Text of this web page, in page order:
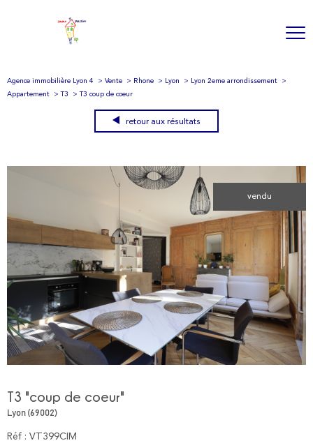
Agence immobilière Lyon 4 Vente Rhone Lyon
Lyon 2eme arrondissement
Appartement
T3 T3 coup de coeur
retour aux résultats
vendu
T3 "coup de coeur"
Lyon (69002)
Réf : VT399CIM